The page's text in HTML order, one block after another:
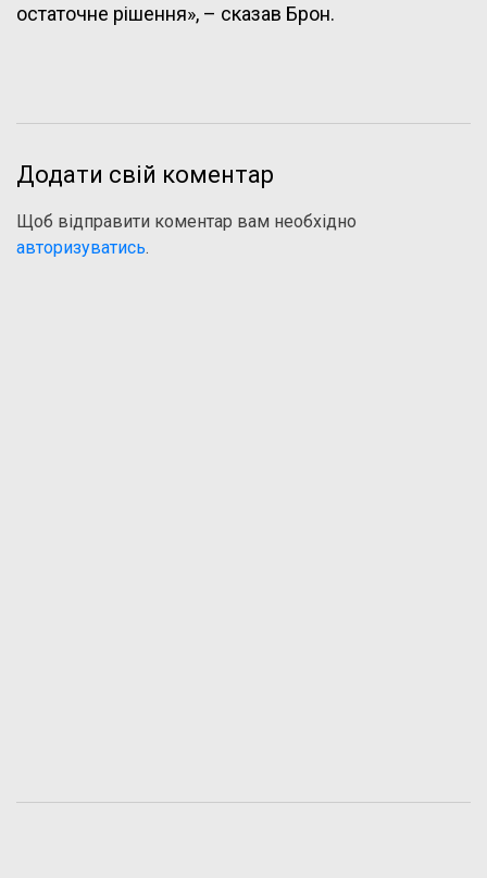
остаточне рішення», – сказав Брон.
Додати свій коментар
Щоб відправити коментар вам необхідно
авторизуватись.